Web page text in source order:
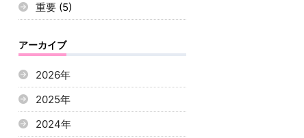
重要 (5)
アーカイブ
2026年
2025年
2024年